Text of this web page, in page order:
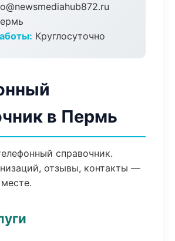
Круглосуточно
в Пермь
справочник.
отзывы, контакты —